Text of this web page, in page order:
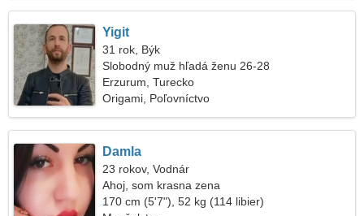
Yigit
31 rok, Býk
Slobodný muž hľadá ženu 26-28
Erzurum, Turecko
Origami, Poľovníctvo
Damla
23 rokov, Vodnár
Ahoj, som krasna zena
170 cm (5'7"), 52 kg (114 libier)